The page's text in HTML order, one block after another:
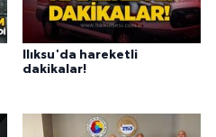
Ilıksu'da hareketli
dakikalar!